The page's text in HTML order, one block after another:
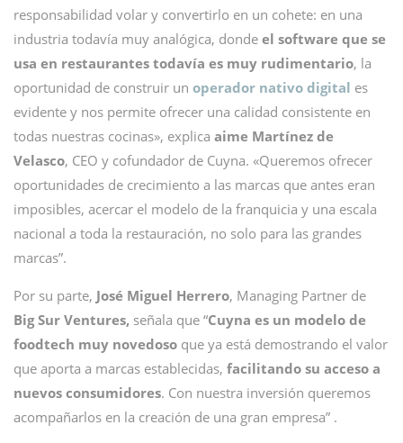
responsabilidad volar y convertirlo en un cohete: en una
industria todavía muy analógica, donde el software que se
usa en restaurantes todavía es muy rudimentario, la
oportunidad de construir un operador nativo digital es
evidente y nos permite ofrecer una calidad consistente en
todas nuestras cocinas», explica aime Martínez de
Velasco, CEO y cofundador de Cuyna. «Queremos ofrecer
oportunidades de crecimiento a las marcas que antes eran
imposibles, acercar el modelo de la franquicia y una escala
nacional a toda la restauración, no solo para las grandes
marcas”.
Por su parte, José Miguel Herrero, Managing Partner de
Big Sur Ventures, señala que “Cuyna es un modelo de
foodtech muy novedoso que ya está demostrando el valor
que aporta a marcas establecidas, facilitando su acceso a
nuevos consumidores. Con nuestra inversión queremos
acompañarlos en la creación de una gran empresa” .